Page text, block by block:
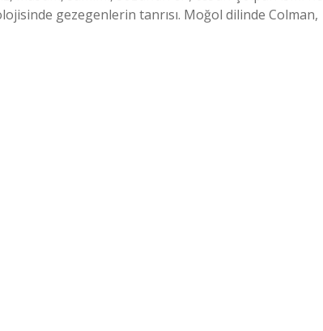
gezegenlerin tanrısı. Moğol dilinde Colman,